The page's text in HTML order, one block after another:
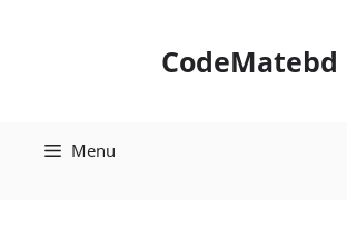
CodeMatebd
Menu